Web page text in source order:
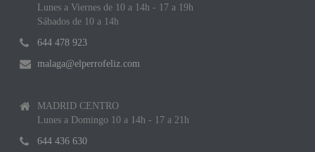
Lunes a Viernes de 10 a 14h - 17 a 19h
Sábados de 10 a 14h
644 478 923
malaga@elperrofeliz.com
MADRID CENTRO
Lunes a Domingo 10 a 14h - 17 a 21h
644 436 630